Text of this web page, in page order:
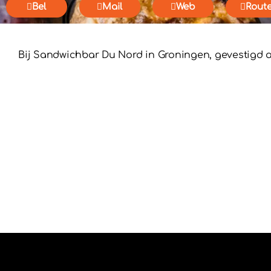
Bel Mail Web
Bij Sandwichbar Du Nord in Groningen, gevestigd